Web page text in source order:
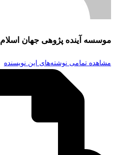
موسسه آینده پژوهی جهان اسلام
مشاهده تمامی نوشته‌های این نویسنده